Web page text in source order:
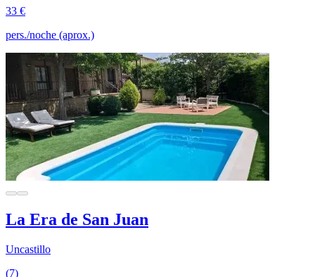
33 €
pers./noche (aprox.)
La Era de San Juan
Uncastillo
(7)